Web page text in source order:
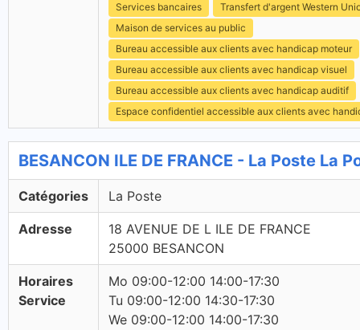
Services bancaires
Transfert d'argent Western
Maison de services au public
Bureau accessible aux clients avec handicap moteur
Bureau accessible aux clients avec handicap visuel
Bureau accessible aux clients avec handicap auditif
Espace confidentiel accessible aux clients avec
BESANCON ILE DE FRANCE - La Poste La
Catégories La Poste
Adresse
18 AVENUE DE L ILE DE FRANCE
25000 BESANCON
Horaires
Service
Mo 09:00-12:00 14:00-17:30
Tu 09:00-12:00 14:30-17:30
We 09:00-12:00 14:00-17:30